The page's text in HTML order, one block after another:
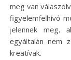
meg van
figyelemfelhívó
jelennek meg,
egyáltalán nem
kreatívak.